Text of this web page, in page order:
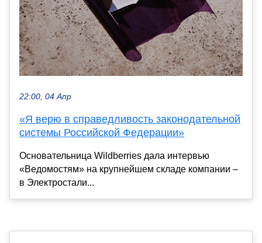
22:00, 04 Апр
«Я верю в справедливость законодательной
системы Российской Федерации»
Основательница Wildberries дала интервью
«Ведомостям» на крупнейшем складе компании –
в Электростали...